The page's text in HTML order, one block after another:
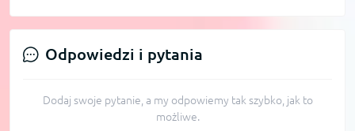
Odpowiedzi i pytania
Dodaj swoje pytanie, a my odpowiemy tak szybko, jak to
możliwe.